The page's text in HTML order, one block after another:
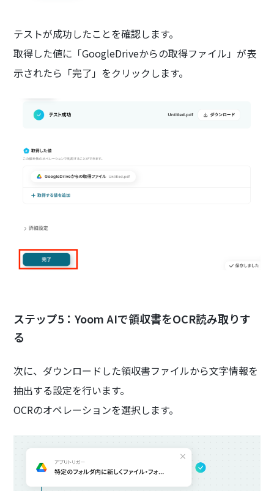
テストが成功したことを確認します。
取得した値に「GoogleDriveからの取得ファイル」が表
示されたら「完了」をクリックします。
ステップ5：Yoom AIで領収書をOCR読み取りす
る
次に、ダウンロードした領収書ファイルから文字情報を
抽出する設定を行います。
OCRのオペレーションを選択します。